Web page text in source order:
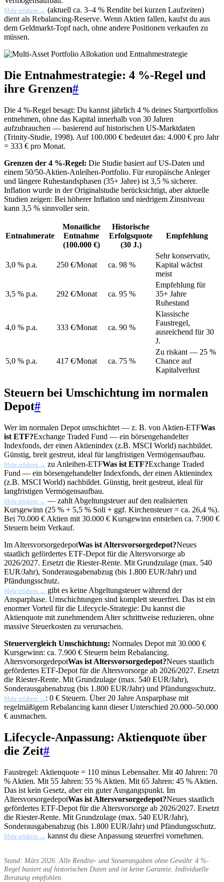
Mehr erfahren → (aktuell ca. 3–4 % Rendite bei kurzen Laufzeiten)
dient als Rebalancing-Reserve. Wenn Aktien fallen, kaufst du aus
dem Geldmarkt-Topf nach, ohne andere Positionen verkaufen zu
müssen.
Die Entnahmestrategie: 4 %-Regel und
ihre Grenzen#
Die 4 %-Regel besagt: Du kannst jährlich 4 % deines Startportfolios
entnehmen, ohne das Kapital innerhalb von 30 Jahren
aufzubrauchen — basierend auf historischen US-Marktdaten
(Trinity-Studie, 1998). Auf 100.000 € bedeutet das: 4.000 € pro Jahr
= 333 € pro Monat.
Grenzen der 4 %-Regel: Die Studie basiert auf US-Daten und
einem 50/50-Aktien-Anleihen-Portfolio. Für europäische Anleger
und längere Ruhestandsphasen (35+ Jahre) ist 3,5 % sicherer.
Inflation wurde in der Originalstudie berücksichtigt, aber aktuelle
Studien zeigen: Bei höherer Inflation und niedrigem Zinsniveau
kann 3,5 % sinnvoller sein.
Entnahmerate
Monatliche
Entnahme
(100.000 €)
Historische
Erfolgsquote
(30 J.)
Empfehlung
3,0 % p.a. 250 €/Monat ca. 98 %
Sehr konservativ,
Kapital wächst
meist
3,5 % p.a. 292 €/Monat ca. 95 %
Empfehlung für
35+ Jahre
Ruhestand
4,0 % p.a. 333 €/Monat ca. 90 %
Klassische
Faustregel,
ausreichend für 30
J.
5,0 % p.a. 417 €/Monat ca. 75 %
Zu riskant — 25 %
Chance auf
Kapitalverlust
Steuern bei Umschichtung im normalen
Depot#
Wer im normalen Depot umschichtet — z. B. von Aktien-ETFWas
ist ETF?Exchange Traded Fund — ein börsengehandelter
Indexfonds, der einen Aktienindex (z.B. MSCI World) nachbildet.
Günstig, breit gestreut, ideal für langfristigen Vermögensaufbau.
Mehr erfahren → zu Anleihen-ETFWas ist ETF?Exchange Traded
Fund — ein börsengehandelter Indexfonds, der einen Aktienindex
(z.B. MSCI World) nachbildet. Günstig, breit gestreut, ideal für
langfristigen Vermögensaufbau.
Mehr erfahren → — zahlt Abgeltungsteuer auf den realisierten
Kursgewinn (25 % + 5,5 % Soli + ggf. Kirchensteuer = ca. 26,4 %).
Bei 70.000 € Aktien mit 30.000 € Kursgewinn entstehen ca. 7.900 €
Steuern beim Verkauf.
Im AltersvorsorgedepotWas ist Altersvorsorgedepot?Neues
staatlich gefördertes ETF-Depot für die Altersvorsorge ab
2026/2027. Ersetzt die Riester-Rente. Mit Grundzulage (max. 540
EUR/Jahr), Sonderausgabenabzug (bis 1.800 EUR/Jahr) und
Pfändungsschutz.
Mehr erfahren → gibt es keine Abgeltungsteuer während der
Ansparphase. Umschichtungen sind komplett steuerfrei. Das ist ein
enormer Vorteil für die Lifecycle-Strategie: Du kannst die
Aktienquote mit zunehmendem Alter schrittweise reduzieren, ohne
massive Steuerkosten zu verursachen.
Steuervergleich Umschichtung: Normales Depot mit 30.000 €
Kursgewinn: ca. 7.900 € Steuern beim Rebalancing.
AltersvorsorgedepotWas ist Altersvorsorgedepot?Neues staatlich
gefördertes ETF-Depot für die Altersvorsorge ab 2026/2027. Ersetzt
die Riester-Rente. Mit Grundzulage (max. 540 EUR/Jahr),
Sonderausgabenabzug (bis 1.800 EUR/Jahr) und Pfändungsschutz.
Mehr erfahren → : 0 € Steuern. Über 20 Jahre Ansparphase mit
regelmäßigem Rebalancing kann dieser Unterschied 20.000–50.000
€ ausmachen.
Lifecycle-Anpassung: Aktienquote über
die Zeit#
Faustregel: Aktienquote = 110 minus Lebensalter. Mit 40 Jahren: 70
% Aktien. Mit 55 Jahren: 55 % Aktien. Mit 65 Jahren: 45 % Aktien.
Das ist kein Gesetz, aber ein guter Ausgangspunkt. Im
AltersvorsorgedepotWas ist Altersvorsorgedepot?Neues staatlich
gefördertes ETF-Depot für die Altersvorsorge ab 2026/2027. Ersetzt
die Riester-Rente. Mit Grundzulage (max. 540 EUR/Jahr),
Sonderausgabenabzug (bis 1.800 EUR/Jahr) und Pfändungsschutz.
Mehr erfahren → kannst du diese Anpassung steuerfrei vornehmen.
Stand: März 2026. Alle Rendite- und Steuerangaben ohne Gewähr. 4 %-
Regel basiert auf historischen Daten und ist keine Garantie. Individuelle
Beratung empfohlen.